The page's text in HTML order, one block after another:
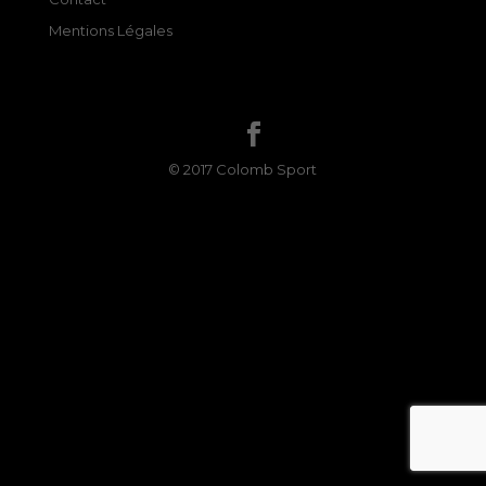
Mentions Légales
© 2017 Colomb Sport